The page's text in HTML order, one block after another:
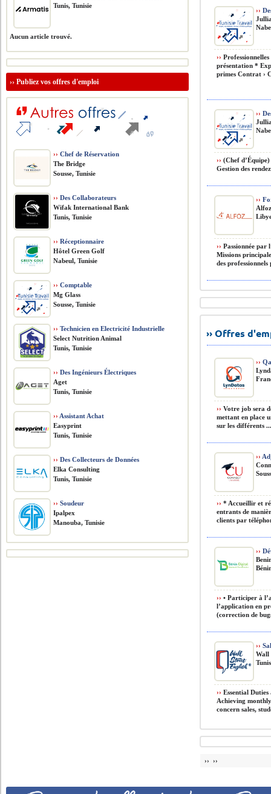
››
››
présentation *
primes Contrat ›
››
›› (Chef
Gestion des
››
›› Passionnée par
Missions
des
›› Offres
››
›› Votre job sera
mettant en place
sur les différents
››
›› * Accueillir et
entrants de
clients par
››
›› • Participer à
l’application en
(correction de
››
Wall
›› Essential
Achieving
concern sales,
›› ››
Tunis, Tunisie
Aucun article trouvé.
››Publiez vos offres d'emploi
›› Chef de Réservation
The Bridge
Sousse, Tunisie
›› Des Collaborateurs
Wifak International Bank
Tunis, Tunisie
›› Réceptionnaire
Hôtel Green Golf
Nabeul, Tunisie
›› Comptable
Mg Glass
Sousse, Tunisie
›› Technicien en Electricité Industrielle
Select Nutrition Animal
Tunis, Tunisie
›› Des Ingénieurs Électriques
Aget
Tunis, Tunisie
›› Assistant Achat
Easyprint
Tunis, Tunisie
›› Des Collecteurs de Données
Elka Consulting
Tunis, Tunisie
›› Soudeur
Ipalpex
Manouba, Tunisie